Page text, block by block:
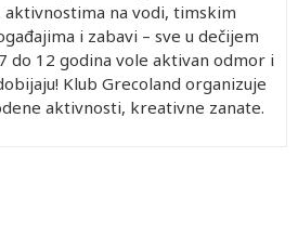
na vodi, timskim
i zabavi – sve u dečijem
do 12 godina vole aktivan odmor i
Klub Grecoland organizuje
aktivnosti, kreativne zanate.